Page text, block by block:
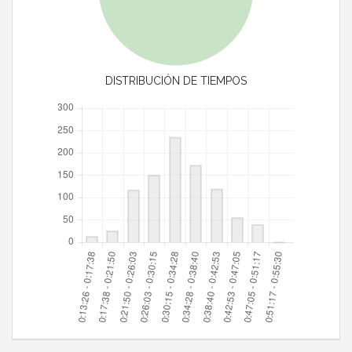
DISTRIBUCIÓN DE TIEMPOS